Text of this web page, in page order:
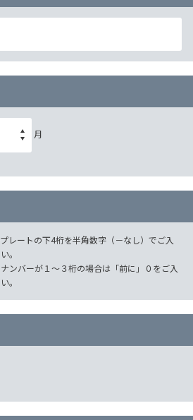
月
レートの下4桁を半角数字（－なし）でご入
。
ナンバーが１～３桁の場合は「前に」０をご入
。